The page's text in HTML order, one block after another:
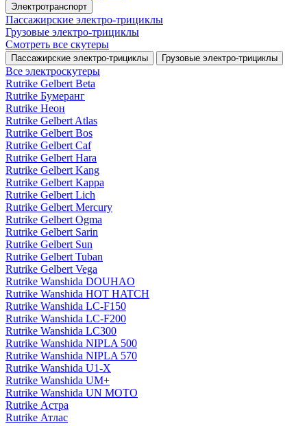
Электротранспорт
Пассажирские электро‑трициклы
Грузовые электро‑трициклы
Смотреть все скутеры
Пассажирские электро‑трициклы Грузовые электро‑трициклы
Все электро­скутеры
Rutrike Gelbert Beta
Rutrike Бумеранг
Rutrike Неон
Rutrike Gelbert Atlas
Rutrike Gelbert Bos
Rutrike Gelbert Caf
Rutrike Gelbert Hara
Rutrike Gelbert Kang
Rutrike Gelbert Kappa
Rutrike Gelbert Lich
Rutrike Gelbert Mercury
Rutrike Gelbert Ogma
Rutrike Gelbert Sarin
Rutrike Gelbert Sun
Rutrike Gelbert Tuban
Rutrike Gelbert Vega
Rutrike Wanshida DOUHAO
Rutrike Wanshida HOT HATCH
Rutrike Wanshida LC-F150
Rutrike Wanshida LC-F200
Rutrike Wanshida LC300
Rutrike Wanshida NIPLA 500
Rutrike Wanshida NIPLA 570
Rutrike Wanshida U1-X
Rutrike Wanshida UM+
Rutrike Wanshida UN MOTO
Rutrike Астра
Rutrike Атлас